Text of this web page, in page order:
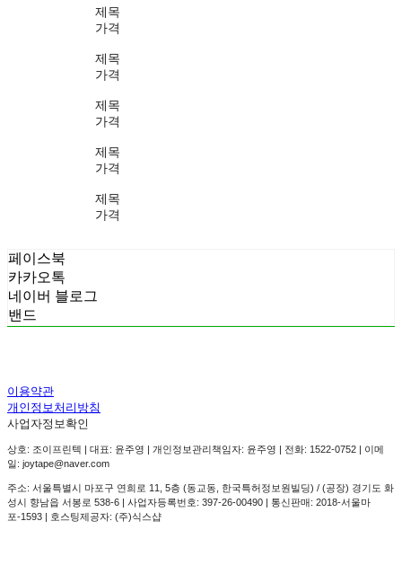
제목
가격
제목
가격
제목
가격
제목
가격
제목
가격
페이스북
카카오톡
네이버 블로그
밴드
이용약관
개인정보처리방침
사업자정보확인
상호: 조이프린텍 | 대표: 윤주영 | 개인정보관리책임자: 윤주영 | 전화: 1522-0752 | 이메
일: joytape@naver.com
주소: 서울특별시 마포구 연희로 11, 5층 (동교동, 한국특허정보원빌딩) / (공장) 경기도 화
성시 향남읍 서봉로 538-6 | 사업자등록번호: 397-26-00490 | 통신판매: 2018-서울마
포-1593 | 호스팅제공자: (주)식스샵